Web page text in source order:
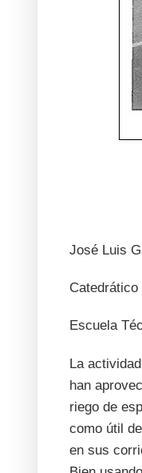
José Luis
Escuela
La
han
riego de
como útil
en sus